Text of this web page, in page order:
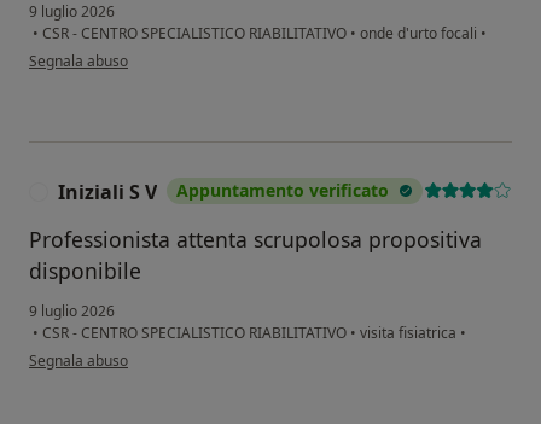
9 luglio 2026
• CSR - CENTRO SPECIALISTICO RIABILITATIVO • onde d'urto focali •
secondo l'opinione dell'utente E.R.
Segnala abuso
Iniziali S V Appuntamento verificato
Professionista attenta scrupolosa propositiva
disponibile
9 luglio 2026
• CSR - CENTRO SPECIALISTICO RIABILITATIVO • visita fisiatrica •
secondo l'opinione dell'utente Iniziali S V
Segnala abuso